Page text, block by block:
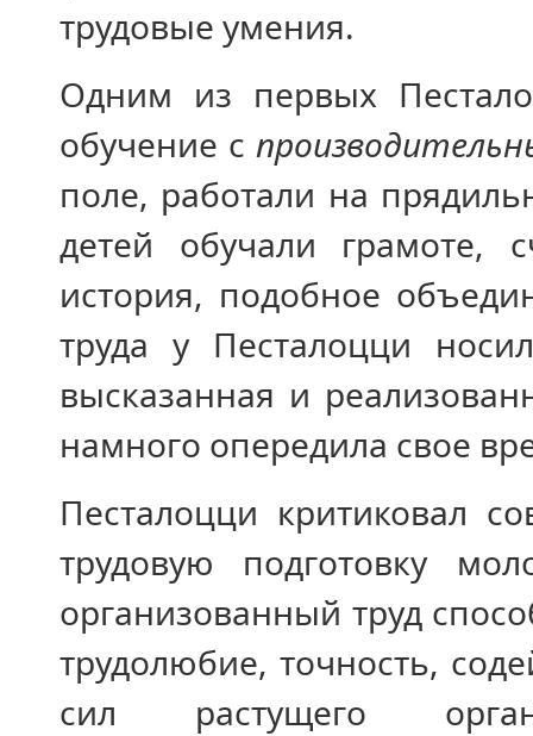
трудовые умения.
Одним из первых
обучение с
поле, работали на
детей обучали грамоте,
история, подобное
труда у Песталоцци
высказанная и
намного опередила свое
Песталоцци критиковал
трудовую подготовку
организованный труд
трудолюбие, точность,
сил растущего